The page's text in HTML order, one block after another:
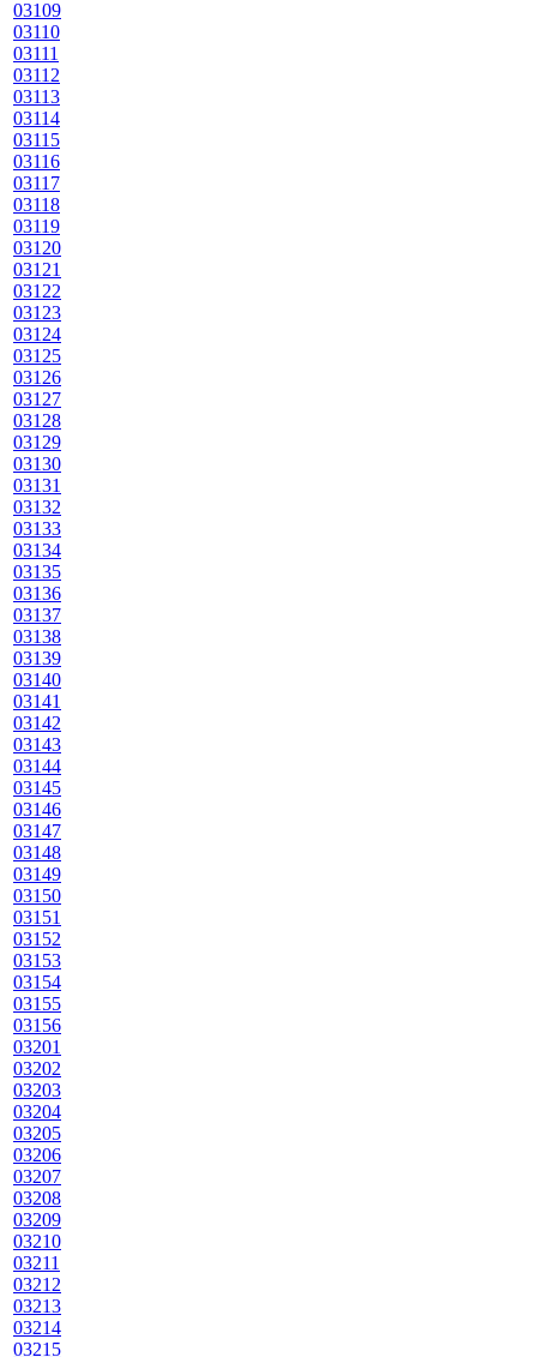
03109
03110
03111
03112
03113
03114
03115
03116
03117
03118
03119
03120
03121
03122
03123
03124
03125
03126
03127
03128
03129
03130
03131
03132
03133
03134
03135
03136
03137
03138
03139
03140
03141
03142
03143
03144
03145
03146
03147
03148
03149
03150
03151
03152
03153
03154
03155
03156
03201
03202
03203
03204
03205
03206
03207
03208
03209
03210
03211
03212
03213
03214
03215